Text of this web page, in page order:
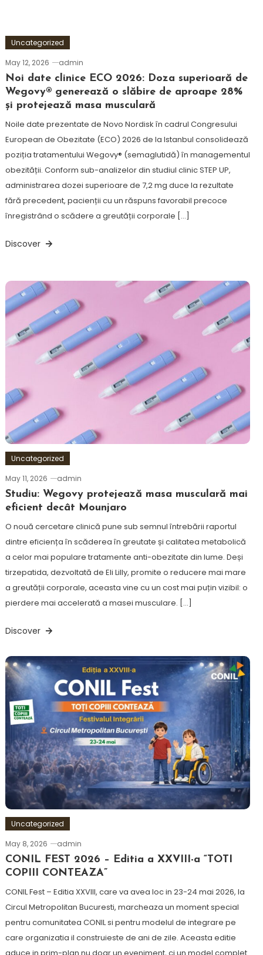
Uncategorized
May 12, 2026
admin
Noi date clinice ECO 2026: Doza superioară de
Wegovy® generează o slăbire de aproape 28%
și protejează masa musculară
Noile date prezentate de Novo Nordisk în cadrul Congresului
European de Obezitate (ECO) 2026 de la Istanbul consolidează
poziția tratamentului Wegovy® (semaglutidă) în managementul
obezității. Conform sub-analizelor din studiul clinic STEP UP,
administrarea dozei superioare de 7,2 mg duce la rezultate
fără precedent, pacienții cu un răspuns favorabil precoce
înregistrând o scădere a greutății corporale […]
Discover
Uncategorized
May 11, 2026
admin
Studiu: Wegovy protejează masa musculară mai
eficient decât Mounjaro
O nouă cercetare clinică pune sub semnul întrebării raportul
dintre eficiența în scăderea în greutate și calitatea metabolică
a celor mai populare tratamente anti-obezitate din lume. Deși
tirzepatida, dezvoltată de Eli Lilly, promite o reducere mai mare
a greutății corporale, aceasta vine cu un cost mai puțin vizibil: o
pierdere mai accelerată a masei musculare. […]
Discover
Uncategorized
May 8, 2026
admin
CONIL FEST 2026 – Editia a XXVIII-a “TOTI
COPIII CONTEAZA”
CONIL Fest – Editia XXVIII, care va avea loc in 23-24 mai 2026, la
Circul Metropolitan Bucuresti, marcheaza un moment special
pentru comunitatea CONIL si pentru modelul de integrare pe
care organizatia il construieste de ani de zile. Aceasta editie